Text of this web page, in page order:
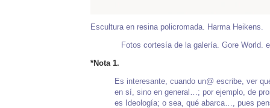
Escultura en resina policromada. Harma Heikens.
Fotos cortesía de la galería. Gore World.
*Nota 1.
Es interesante, cuando un@ escribe, ver
en sí, sino en general…; por ejemplo, de
es Ideología; o sea, qué abarca…, pues